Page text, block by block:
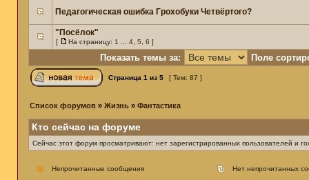
Педагогическая ошибка Грохобуки Четвёртого?
"Посёлок"
[ На страницу: 1 4 5 6 ]
Показать темы за: Поле
Страница 1 из 5 [ Тем: 87 ]
Список форумов » Жизнь » Фантастика
Кто сейчас на форуме
Сейчас этот форум просматривают: нет зарегистрированных пользователей и
Непрочитанные сообщения Нет непрочитанных